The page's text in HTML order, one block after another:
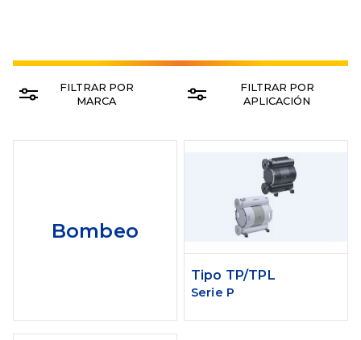
FILTRAR POR
MARCA
FILTRAR POR
APLICACIÓN
Bombeo
Tipo TP/TPL
Serie P